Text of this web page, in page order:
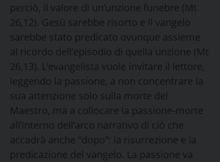
perciò, il valore di un’unzione funebre (Mt
26,12). Gesù sarebbe risorto e il vangelo
sarebbe stato predicato ovunque assieme
al ricordo dell’episodio di quella unzione (Mt
26,13). L’evangelista vuole invitare il lettore,
leggendo la passione, a non concentrare la
sua attenzione solo sulla morte del
Maestro, ma a collocare la passione-morte
all’interno dell’arco narrativo di ciò che
accadrà anche “dopo”: la risurrezione e la
predicazione del vangelo. La passione va